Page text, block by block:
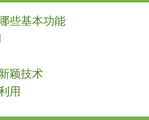
些基本功能
颖技术
用